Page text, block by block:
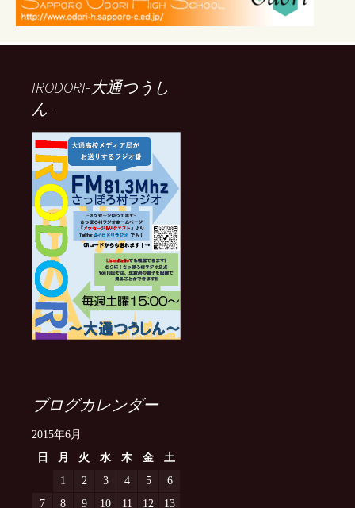
IRODORI-大通つうし
ん-
ブログカレンダー
2015年6月
日
月 火 水 木 金
土
1
2 3 4 5
6
7
8 9 10 11 12 13